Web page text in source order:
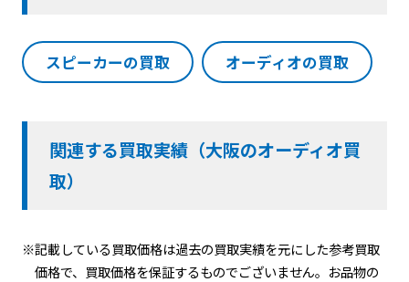
スピーカーの買取 オーディオの買取
関連する買取実績（大阪のオーディオ買
取）
※記載している買取価格は過去の買取実績を元にした参考買取
価格で、買取価格を保証するものでございません。お品物の